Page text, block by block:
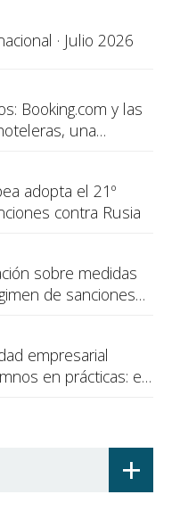
· Julio 2026
Booking.com y las
una
adopta el 21º
contra Rusia
sobre medidas
de sanciones
empresarial
en prácticas: el
+